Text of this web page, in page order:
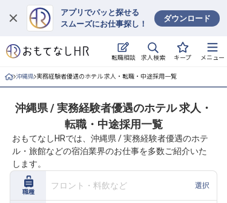
アプリでパッと探せる
スムーズにお仕事探し！
ダウンロード
転職相談 求人検索 キープ メニュー
ログイン
求人・施設を探す
就職・転職 合同説明会
おもてなしHRについて
ご利用の流れ
沖縄県 実務経験者優遇のホテル 求人・転職・中途採用一覧
沖縄県 / 実務経験者優遇のホテル 求人・
転職・中途採用一覧
おもてなしHRでは、沖縄県 / 実務経験者優遇のホテ
ル・旅館などの宿泊業界のお仕事を多数ご紹介いた
します。
職種
フロント・料飲など 選択